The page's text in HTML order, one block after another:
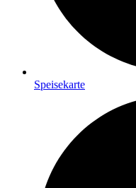
Speisekarte